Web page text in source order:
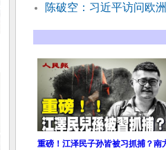
陈破空：习近平访问欧
重磅！江泽民子孙皆被习抓捕？南